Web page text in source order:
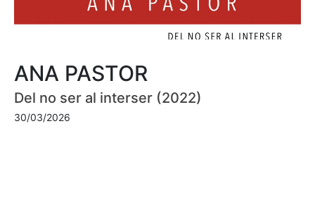
ANA PASTOR
Del no ser al interser (2022)
30/03/2026